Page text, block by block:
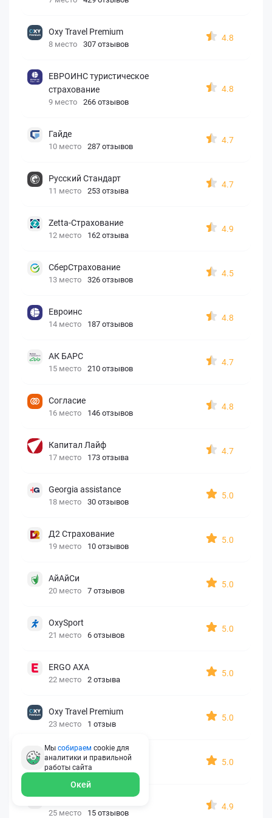
Oxy Travel Premium
8 место 307 отзывов
4.8
ЕВРОИНС туристическое
страхование
9 место 266 отзывов
4.8
Гайде
10 место 287 отзывов
4.7
Русский Стандарт
11 место 253 отзыва
4.7
Zetta-Страхование
12 место 162 отзыва
4.9
СберСтрахование
13 место 326 отзывов
4.5
Евроинс
14 место 187 отзывов
4.8
АК БАРС
15 место 210 отзывов
4.7
Согласие
16 место 146 отзывов
4.8
Капитал Лайф
17 место 173 отзыва
4.7
Georgia assistance
18 место 30 отзывов
5.0
Д2 Страхование
19 место 10 отзывов
5.0
АйАйСи
20 место 7 отзывов
5.0
OxySport
21 место 6 отзывов
5.0
ERGO AXA
22 место 2 отзыва
5.0
Oxy Travel Premium
23 место 1 отзыв
5.0
УралСиб
24 место 1 отзыв
5.0
25 место 15 отзывов
4.9
Мы собираем cookie для
аналитики и правильной
работы сайта
Окей